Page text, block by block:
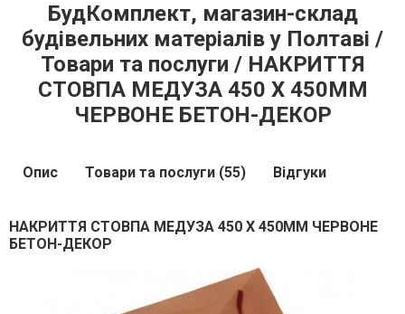
БудКомплект, магазин-склад
будівельних матеріалів у Полтаві /
Товари та послуги / НАКРИТТЯ
СТОВПА МЕДУЗА 450 Х 450ММ
ЧЕРВОНЕ БЕТОН-ДЕКОР
Опис Товари та послуги (55) Відгуки
НАКРИТТЯ СТОВПА МЕДУЗА 450 Х 450ММ ЧЕРВОНЕ
БЕТОН-ДЕКОР